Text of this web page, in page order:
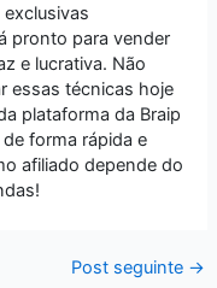
pronto para vender
e lucrativa. Não
essas técnicas hoje
plataforma da Braip
forma rápida e
afiliado depende do
Post seguinte →